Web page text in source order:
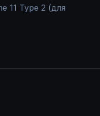
11 Type 2 (для